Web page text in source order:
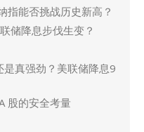
指能否挑战历史新高？
储降息步伐生变？
是真强劲？美联储降息9
股的安全考量